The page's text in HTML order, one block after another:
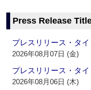
Press Release
プレスリリース・タ
2026年08月07日 (金)
プレスリリース・タ
2026年08月06日 (木)